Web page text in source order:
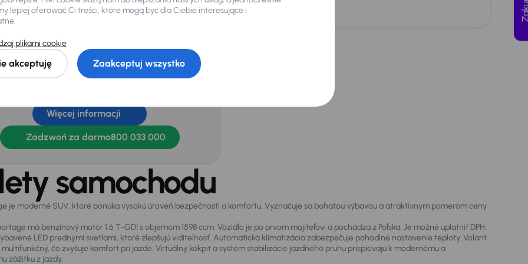
deszczu
jeszcze więcej informacji o
Więcej informacji
Zadzwoń za darmo800 033 000
samochodu
je moderné SUV, ktoré ponúka vysokú úroveň bezpečnosti a komfortu. Vyznačuje sa bohatou výbavou a atraktívnym pomerom ceny
má benzínový motor 1.6 T-GDI s objemom 1598 ccm. Vozidlo je po prvom majiteľovi a pochádza z Poľska. Je možné uplatniť DPH.
LED prednými svetlami, ktoré zlepšujú viditeľnosť. Automatická klimatizácia zabezpečuje pohodlné nastavenie teploty. Volant
multifunkčný, čo zvyšuje komfort pri jazde. Virtuálny kokpit a systém stabilizácie jazdného pruhu prispievajú k modernému a
zážitku z jazdy.
lepiej oferować Ci treści, które mogą być dla Ciebie interesujące i
plikami cookie
akceptuję Zaakceptuj wszystko